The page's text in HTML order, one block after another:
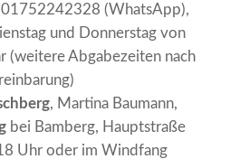
(WhatsApp),
und Donnerstag von
(weitere Abgabezeiten nach
, Martina Baumann,
bei Bamberg, Hauptstraße
Uhr oder im Windfang